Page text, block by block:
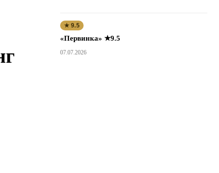
★ 9.5
«Первинка» ★9.5
07.07.2026